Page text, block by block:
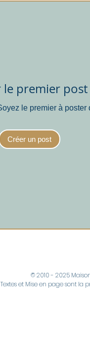
le premier post
le premier à poster
Créer un post
© 2010 - 2025
Textes et Mise en page sont